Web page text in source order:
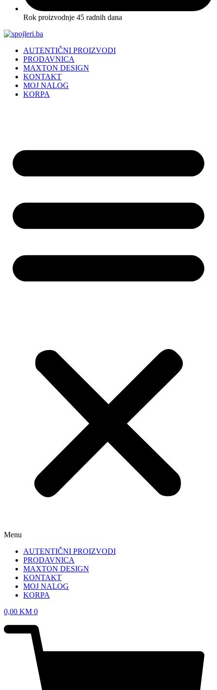
Rok proizvodnje 45 radnih dana
AUTENTIČNI PROIZVODI
PRODAVNICA
MAXTON DESIGN
KONTAKT
MOJ NALOG
KORPA
Menu
AUTENTIČNI PROIZVODI
PRODAVNICA
MAXTON DESIGN
KONTAKT
MOJ NALOG
KORPA
0,00 KM 0